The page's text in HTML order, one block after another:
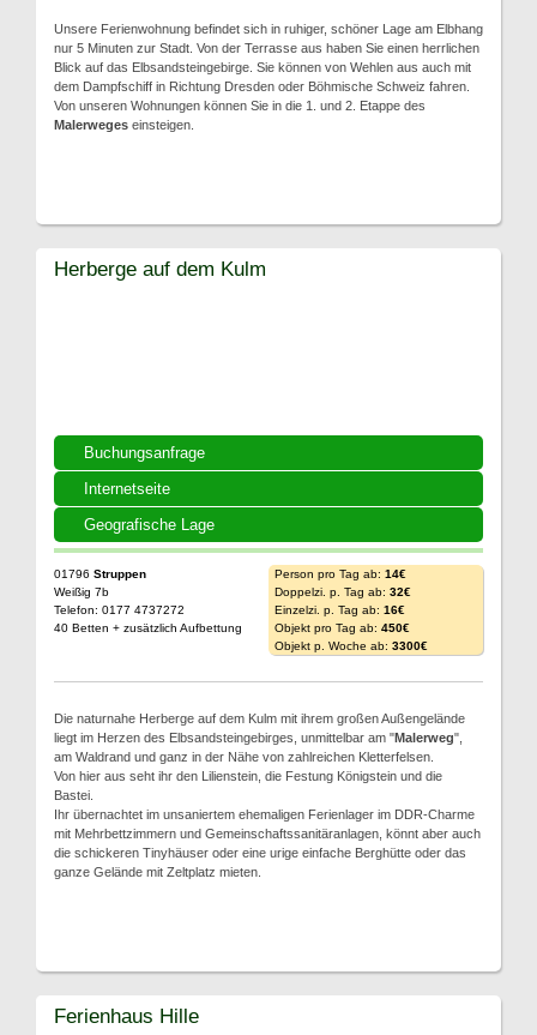
Unsere Ferienwohnung befindet sich in ruhiger, schöner Lage am Elbhang
nur 5 Minuten zur Stadt. Von der Terrasse aus haben Sie einen herrlichen
Blick auf das Elbsandsteingebirge. Sie können von Wehlen aus auch mit
dem Dampfschiff in Richtung Dresden oder Böhmische Schweiz fahren.
Von unseren Wohnungen können Sie in die 1. und 2. Etappe des
Malerweges einsteigen.
Buchungsanfrage
Internetseite
Geografische Lage
Herberge auf dem Kulm
01796 Struppen
Weißig 7b
Telefon: 0177 4737272
40 Betten + zusätzlich Aufbettung
Person pro Tag ab: 14€
Doppelzi. p. Tag ab: 32€
Einzelzi. p. Tag ab: 16€
Objekt pro Tag ab: 450€
Objekt p. Woche ab: 3300€
Die naturnahe Herberge auf dem Kulm mit ihrem großen Außengelände
liegt im Herzen des Elbsandsteingebirges, unmittelbar am "Malerweg",
am Waldrand und ganz in der Nähe von zahlreichen Kletterfelsen.
Von hier aus seht ihr den Lilienstein, die Festung Königstein und die
Bastei.
Ihr übernachtet im unsaniertem ehemaligen Ferienlager im DDR-Charme
mit Mehrbettzimmern und Gemeinschaftssanitäranlagen, könnt aber auch
die schickeren Tinyhäuser oder eine urige einfache Berghütte oder das
ganze Gelände mit Zeltplatz mieten.
Ferienhaus Hille